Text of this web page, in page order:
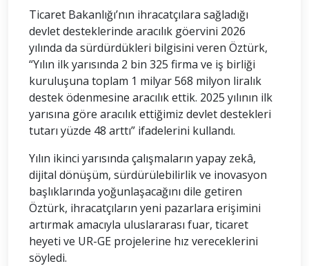
Ticaret Bakanlığı’nın ihracatçılara sağladığı
devlet desteklerinde aracılık göervini 2026
yılında da sürdürdükleri bilgisini veren Öztürk,
“Yılın ilk yarısında 2 bin 325 firma ve iş birliği
kuruluşuna toplam 1 milyar 568 milyon liralık
destek ödenmesine aracılık ettik. 2025 yılının ilk
yarısına göre aracılık ettiğimiz devlet destekleri
tutarı yüzde 48 arttı” ifadelerini kullandı.
Yılın ikinci yarısında çalışmaların yapay zekâ,
dijital dönüşüm, sürdürülebilirlik ve inovasyon
başlıklarında yoğunlaşacağını dile getiren
Öztürk, ihracatçıların yeni pazarlara erişimini
artırmak amacıyla uluslararası fuar, ticaret
heyeti ve UR-GE projelerine hız vereceklerini
söyledi.